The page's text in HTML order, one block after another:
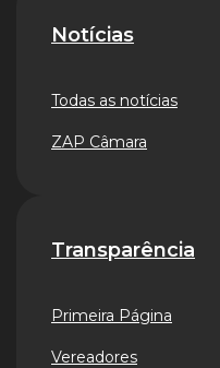
Notícias
Todas as notícias
ZAP Câmara
Transparência
Primeira Página
Vereadores